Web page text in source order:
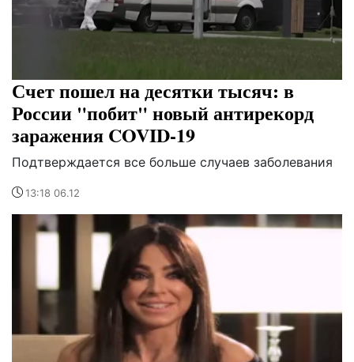
Счет пошел на десятки тысяч: в
России "побит" новый антирекорд
заражения COVID-19
Подтверждается все больше случаев заболевания
13:18 06.12